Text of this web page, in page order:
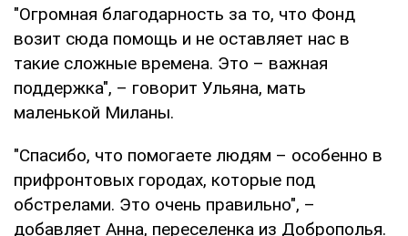
"Огромная благодарность за то, что Фонд
возит сюда помощь и не оставляет нас в
такие сложные времена. Это – важная
поддержка", – говорит Ульяна, мать
маленькой Миланы.
"Спасибо, что помогаете людям – особенно в
прифронтовых городах, которые под
обстрелами. Это очень правильно", –
добавляет Анна, переселенка из Доброполья.